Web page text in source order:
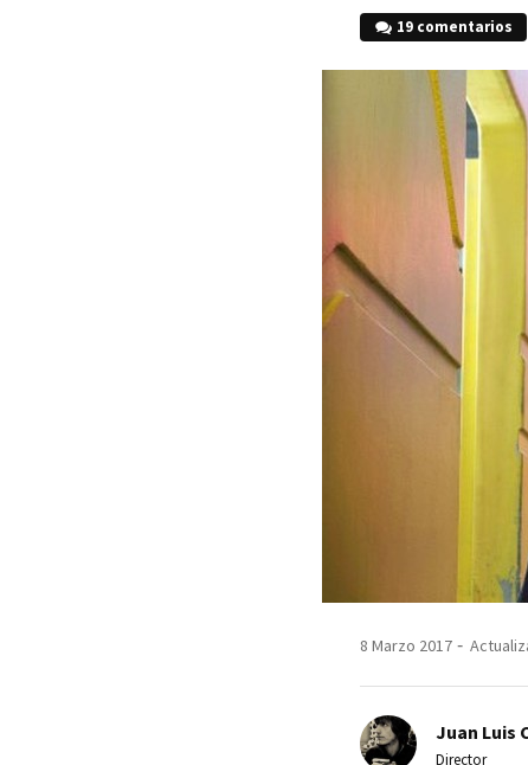
19 comentarios
8 Marzo 2017
Juan Luis
Director